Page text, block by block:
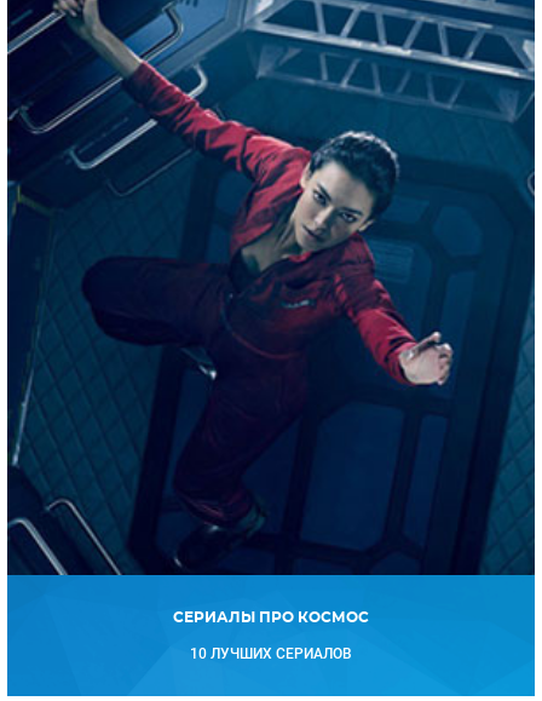
СЕРИАЛЫ ПРО КОСМОС
10 ЛУЧШИХ СЕРИАЛОВ